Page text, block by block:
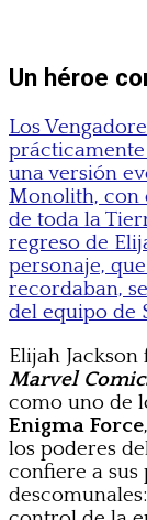
Un héroe
Los
una versión
Monolith, con
de toda la
regreso de
personaje,
recordaban,
del equipo de
Elijah
Marvel
como uno de
Enigma Force
los poderes
confiere a sus